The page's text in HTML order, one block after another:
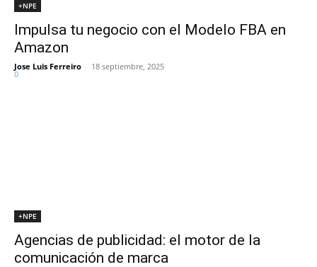
+NPE
Impulsa tu negocio con el Modelo FBA en
Amazon
Jose Luis Ferreiro - 18 septiembre, 2025
0
+NPE
Agencias de publicidad: el motor de la
comunicación de marca